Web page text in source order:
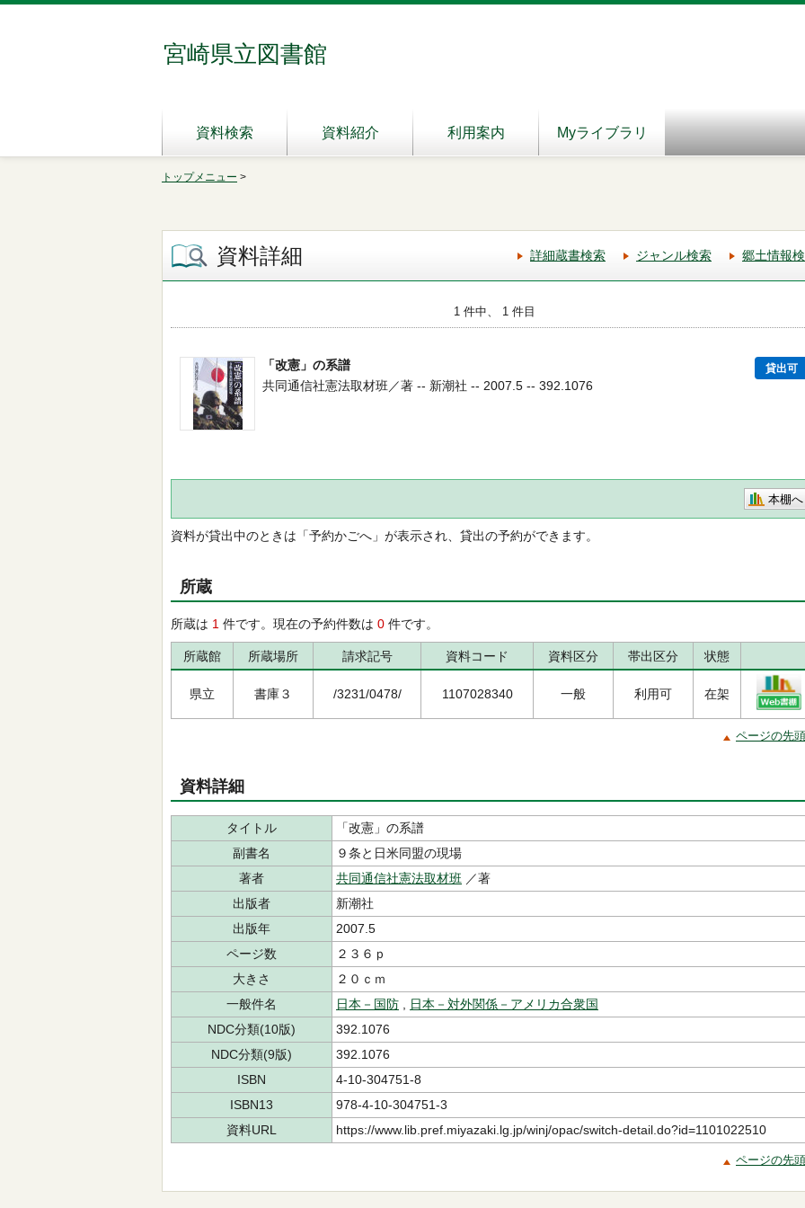
宮崎県立図書館
資料検索 資料紹介 利用案内 Myライブラリ
トップメニュー >
資料詳細 詳細蔵書検索 ジャンル検索 郷土情報
1 件中、 1 件目
「改憲」の系譜 貸出可
共同通信社憲法取材班／著 -- 新潮社 -- 2007.5 -- 392.1076
本棚へ
資料が貸出中のときは「予約かごへ」が表示され、貸出の予約ができます。
所蔵
所蔵は 1 件です。現在の予約件数は 0 件です。
所蔵館 所蔵場所 請求記号 資料コード 資料区分 帯出区分 状態
県立 書庫３ /3231/0478/ 1107028340 一般 利用可 在架
ページの先
資料詳細
タイトル
「改憲」の系譜
副書名
９条と日米同盟の現場
著者
共同通信社憲法取材班 ／著
出版者
新潮社
出版年
2007.5
ページ数
２３６ｐ
大きさ
２０ｃｍ
一般件名
日本－国防
日本－対外関係－アメリカ合衆国
NDC分類(10版)
392.1076
NDC分類(9版)
392.1076
ISBN
4-10-304751-8
ISBN13
978-4-10-304751-3
資料URL
https://www.lib.pref.miyazaki.lg.jp/winj/opac/switch-detail.do?id=1101022510
ページの先